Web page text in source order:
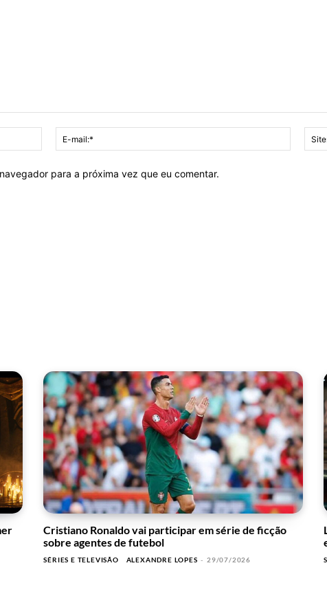
Nome:*
mail:*
para a próxima vez que eu comentar.
Cristiano Ronaldo vai participar em série de ficção
sobre agentes de futebol
SÉRIES E TELEVISÃO ALEXANDRE LOPES - 29/07/2026